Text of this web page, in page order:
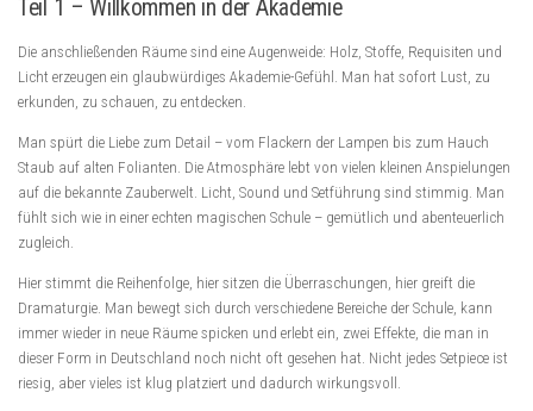
Teil 1 – Willkommen in der Akademie
Die anschließenden Räume sind eine Augenweide: Holz, Stoffe, Requisiten und
Licht erzeugen ein glaubwürdiges Akademie-Gefühl. Man hat sofort Lust, zu
erkunden, zu schauen, zu entdecken.
Man spürt die Liebe zum Detail – vom Flackern der Lampen bis zum Hauch
Staub auf alten Folianten. Die Atmosphäre lebt von vielen kleinen Anspielungen
auf die bekannte Zauberwelt. Licht, Sound und Setführung sind stimmig. Man
fühlt sich wie in einer echten magischen Schule – gemütlich und abenteuerlich
zugleich.
Hier stimmt die Reihenfolge, hier sitzen die Überraschungen, hier greift die
Dramaturgie. Man bewegt sich durch verschiedene Bereiche der Schule, kann
immer wieder in neue Räume spicken und erlebt ein, zwei Effekte, die man in
dieser Form in Deutschland noch nicht oft gesehen hat. Nicht jedes Setpiece ist
riesig, aber vieles ist klug platziert und dadurch wirkungsvoll.